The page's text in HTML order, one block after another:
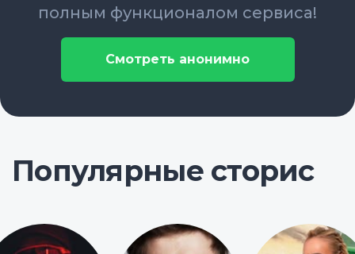
полным функционалом сервиса!
Смотреть анонимно
Популярные сторис